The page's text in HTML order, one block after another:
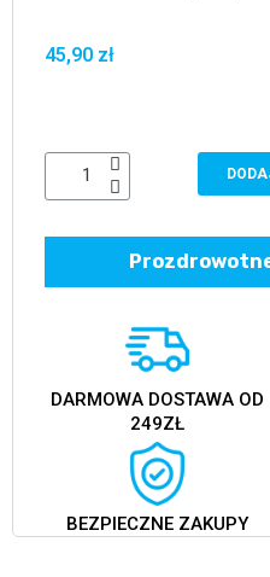
45,90 zł
DARMOWA DOSTAWA OD
249ZŁ
BEZPIECZNE ZAKUPY